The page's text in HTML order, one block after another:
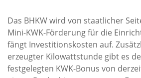
Das BHKW wird von staatlicher
Mini-KWK-Förderung für die
fängt Investitionskosten auf.
erzeugter Kilowattstunde gibt es
festgelegten KWK-Bonus von